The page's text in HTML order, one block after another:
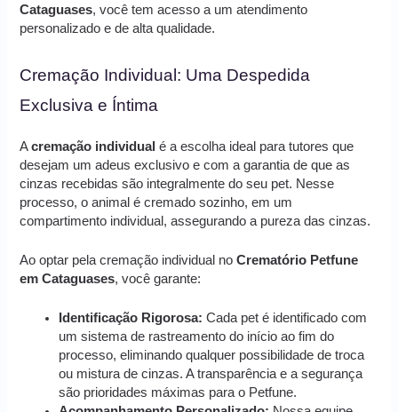
Cataguases, você tem acesso a um atendimento
personalizado e de alta qualidade.
Cremação Individual: Uma Despedida
Exclusiva e Íntima
Acremação individual é a escolha ideal para tutores que
desejam um adeus exclusivo e com a garantia de que as
cinzas recebidas são integralmente do seu pet. Nesse
processo, o animal é cremado sozinho, em um
compartimento individual, assegurando a pureza das cinzas.
Ao optar pela cremação individual noCrematório Petfune
em Cataguases, você garante:
Identificação Rigorosa: Cada pet é identificado com
um sistema de rastreamento do início ao fim do
processo, eliminando qualquer possibilidade de troca
ou mistura de cinzas. A transparência e a segurança
são prioridades máximas para o Petfune.